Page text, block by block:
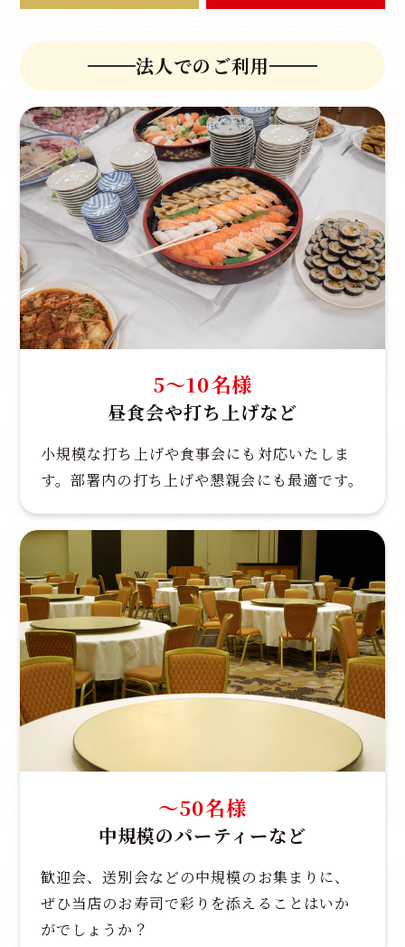
法人でのご利用
5～10名様
昼食会や打ち上げなど
小規模な打ち上げや食事会にも対応いたしま
す。部署内の打ち上げや懇親会にも最適です。
～50名様
中規模のパーティーなど
歓迎会、送別会などの中規模のお集まりに、
ぜひ当店のお寿司で彩りを添えることはいか
がでしょうか？